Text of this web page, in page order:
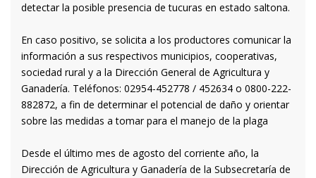
detectar la posible presencia de tucuras en estado saltona.
En caso positivo, se solicita a los productores comunicar la
información a sus respectivos municipios, cooperativas,
sociedad rural y a la Dirección General de Agricultura y
Ganadería. Teléfonos: 02954-452778 / 452634 o 0800-222-
882872, a fin de determinar el potencial de daño y orientar
sobre las medidas a tomar para el manejo de la plaga
Desde el último mes de agosto del corriente año, la
Dirección de Agricultura y Ganadería de la Subsecretaría de